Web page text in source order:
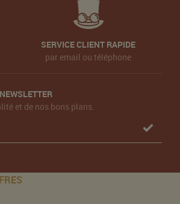
SERVICE CLIENT RAPIDE
par email ou téléphone
et de nos bons plans.